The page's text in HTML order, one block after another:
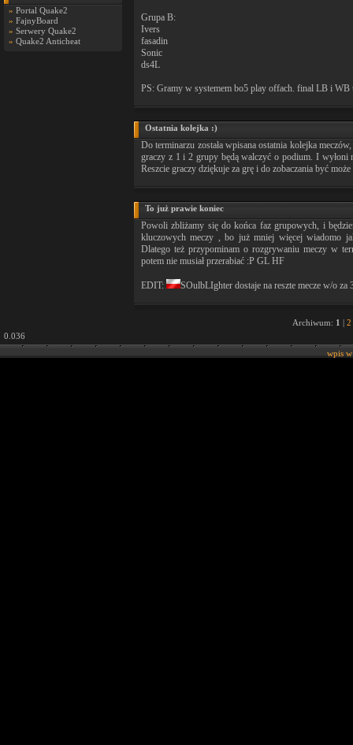
» Portal Quake2
» FajnyBoard
» Serwery Quake2
» Quake2 Anticheat
Grupa B:
Ivers
fasadin
Sonic
ds4L
PS: Gramy w systemem bo5 play offach. final LB i WB
Ostatnia kolejka :)
Do terminarzu została wpisana ostatnia kolejka
graczy z 1 i 2 grupy będą walczyć o podium. I wyłoni
Reszcie graczy dziękuje za grę i do zobaczania być
To już prawie koniec
Powoli zbliżamy się do końca faz grupowych, i
kluczowych meczy , bo już mniej więcej wiadomo
Dlatego też przypominam o rozgrywaniu meczy w
potem nie musiał przerabiać :P GL HF
EDIT: SOulbLIghter dostaje na reszte mecze w/o za
Archiwum: 1 | 2
0.036
wpis